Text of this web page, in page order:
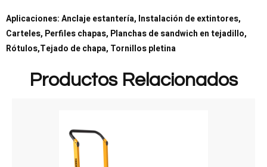
Aplicaciones: Anclaje estantería, Instalación de extintores,
Carteles, Perfiles chapas, Planchas de sandwich en tejadillo,
Rótulos,Tejado de chapa, Tornillos pletina
Productos Relacionados